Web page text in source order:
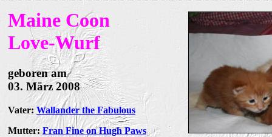
Maine Coon
Love-Wurf
geboren am
03. März 2008
Vater:Wallander the Fabulous
Mutter:Fran Fine on Hugh Paws